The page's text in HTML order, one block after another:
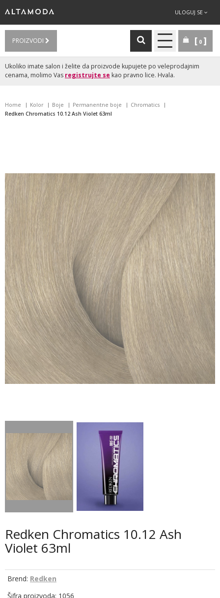
ULOGUJ SE
PROIZVODI 0
Ukoliko imate salon i želite da proizvode kupujete po veleprodajnim
cenama, molimo Vas registrujte se kao pravno lice. Hvala.
Home Kolor Boje Permanentne boje
Chromatics
Redken Chromatics 10.12 Ash Violet 63ml
Redken Chromatics 10.12 Ash
Violet 63ml
Brend: Redken
Šifra proizvoda: 1056